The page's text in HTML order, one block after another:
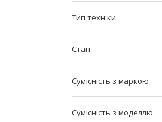
Тип техніки
Стан
Сумісність з маркою
Сумісність з моделлю